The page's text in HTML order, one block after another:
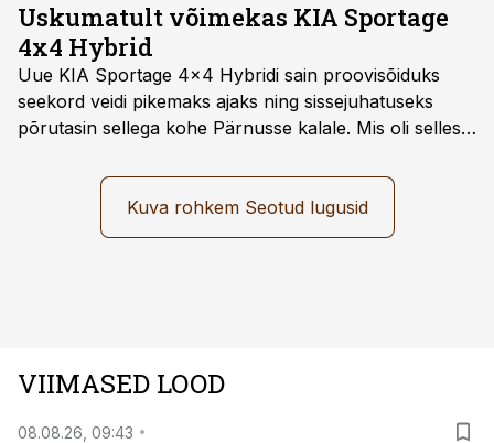
Uskumatult võimekas KIA Sportage
4x4 Hybrid
Uue KIA Sportage 4x4 Hybridi sain proovisõiduks
seekord veidi pikemaks ajaks ning sissejuhatuseks
põrutasin sellega kohe Pärnusse kalale. Mis oli selles
läbi järgnev lugu.
Kuva rohkem Seotud lugusid
VIIMASED LOOD
08.08.26, 09:43